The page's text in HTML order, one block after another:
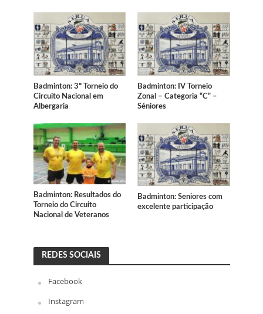
Badminton: 3º Torneio do
Circuito Nacional em
Albergaria
Badminton: IV Torneio
Zonal – Categoria “C” –
Séniores
Badminton: Resultados do
Torneio do Circuito
Nacional de Veteranos
Badminton: Seniores com
excelente participação
REDES SOCIAIS
Facebook
Instagram